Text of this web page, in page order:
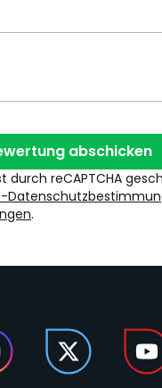
abschicken
durch reCAPTCHA
.